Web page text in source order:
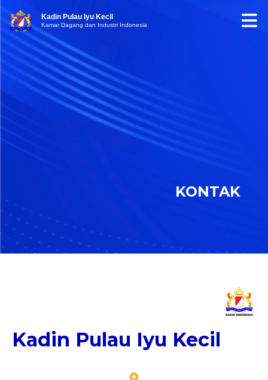
Kadin Pulau Iyu Kecil
Kamar Dagang dan Industri Indonesia
KONTAK
Kadin Pulau Iyu Kecil